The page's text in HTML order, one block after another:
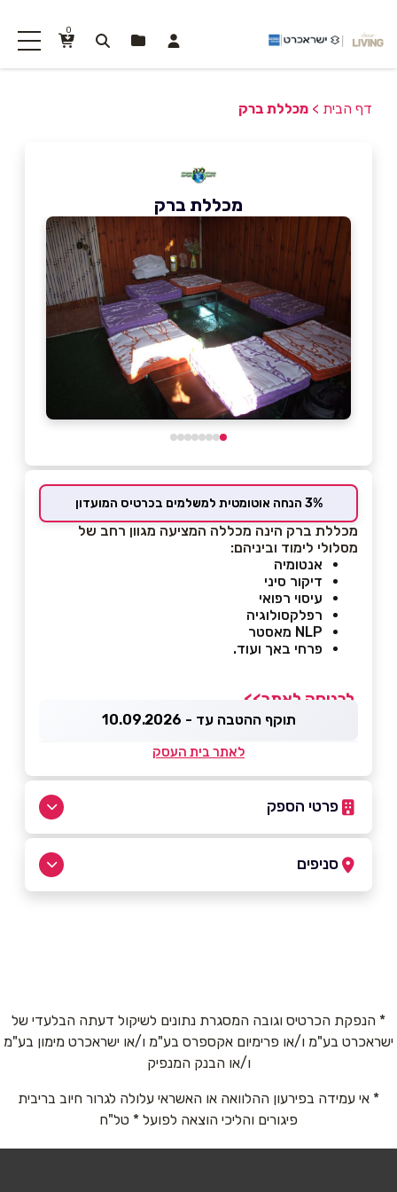
0
דף הבית > מכללת ברק
מכללת ברק
3% הנחה אוטומטית למשלמים בכרטיס המועדון
מכללת ברק הינה מכללה המציעה מגוון רחב של
מסלולי לימוד וביניהם:
אנטומיה
דיקור סיני
עיסוי רפואי
רפלקסולוגיה
NLP מאסטר
פרחי באך ועוד.
לכניסה לאתר>>
תוקף ההטבה עד - 10.09.2026
לאתר בית העסק
פרטי הספק
באתר
טלפון*
אימייל*
סניפים
אשקלון
08-6588008
* הנפקת הכרטיס וגובה המסגרת נתונים לשיקול דעתה הבלעדי של
ישראכרט בע"מ ו/או פרימיום אקספרס בע"מ ו/או ישראכרט מימון בע"מ
ו/או הבנק המנפיק
* אי עמידה בפירעון ההלוואה או האשראי עלולה לגרור חיוב בריבית
פיגורים והליכי הוצאה לפועל * טל"ח